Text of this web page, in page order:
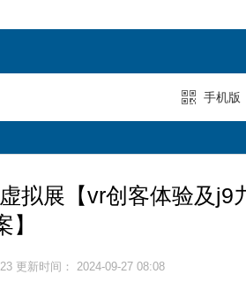
手机版
拟展【vr创客体验及j9
】
更新时间： 2024-09-27 08:08